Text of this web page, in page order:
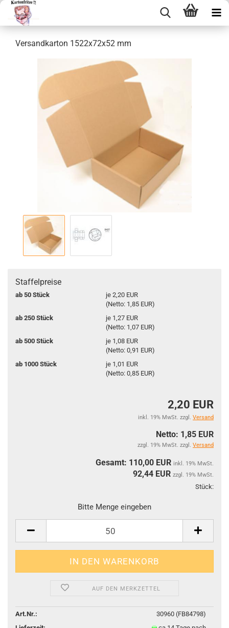
Ver­sand­kar­ton 1522x72x52 mm
Staffelpreise
ab 50 Stück
je 2,20 EUR
(Netto: 1,85 EUR)
ab 250 Stück
je 1,27 EUR
(Netto: 1,07 EUR)
ab 500 Stück
je 1,08 EUR
(Netto: 0,91 EUR)
ab 1000 Stück
je 1,01 EUR
(Netto: 0,85 EUR)
2,20 EUR
inkl. 19% MwSt. zzgl. Versand
Netto: 1,85 EUR
zzgl. 19% MwSt. zzgl. Versand
Gesamt: 110,00 EUR inkl. 19% MwSt.
92,44 EUR zzgl. 19% MwSt.
Stück:
Bitte Menge eingeben
AUF DEN MERKZETTEL
Art.Nr.:
30960 (FB84798)